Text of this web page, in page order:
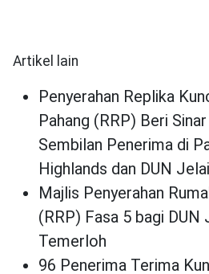
Artikel lain
Penyerahan Replika
Pahang (RRP) Beri
Sembilan Penerima di
Highlands dan DUN Jelai
Majlis Penyerahan
(RRP) Fasa 5 bagi DUN
Temerloh
96 Penerima Terima